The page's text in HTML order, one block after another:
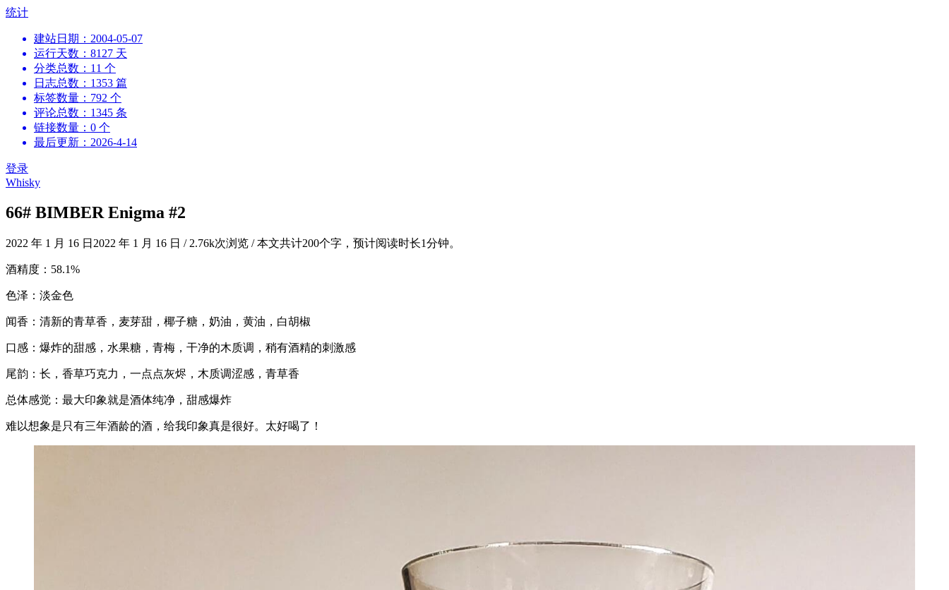
跳
统计
建站日期：2004-05-07
运行天数：8127 天
分类总数：11 个
日志总数：1353 篇
标签数量：792 个
评论总数：1345 条
链接数量：0 个
最后更新：2026-4-14
登录
Whisky
66# BIMBER Enigma #2
2022 年 1 月 16 日 2022 年 1 月 16 日 /2.76k次浏览 /本文共计200个字，预计阅读时长1分钟。
酒精度：58.1%
色泽：淡金色
闻香：清新的青草香，麦芽甜，椰子糖，奶油，黄油，白胡椒
口感：爆炸的甜感，水果糖，青梅，干净的木质调，稍有酒精的刺激感
尾韵：长，香草巧克力，一点点灰烬，木质调涩感，青草香
总体感觉：最大印象就是酒体纯净，甜感爆炸
难以想象是只有三年酒龄的酒，给我印象真是很好。太好喝了！